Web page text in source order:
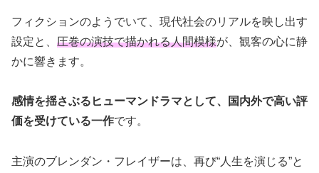
フィクションのようでいて、現代社会のリアルを映し出す
設定と、 圧巻の演技で描かれる人間模様が、観客の心に静
かに響きます。
感情を揺さぶるヒューマンドラマとして、国内外で高い評
価を受けている一作です。
主演のブレンダン・フレイザーは、再び“人生を演じる”と